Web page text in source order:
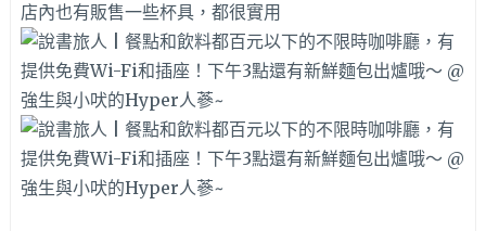
店內也有販售一些杯具，都很實用